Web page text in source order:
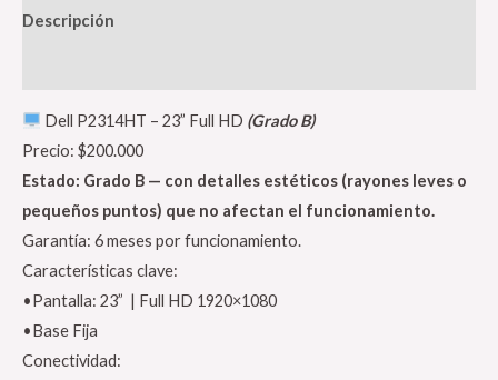
Descripción
Dell P2314HT – 23” Full HD (Grado B)
Precio: $200.000
Estado: Grado B — con detalles estéticos (rayones leves o
pequeños puntos) que no afectan el funcionamiento.
Garantía: 6 meses por funcionamiento.
Características clave:
•Pantalla: 23” | Full HD 1920×1080
•Base Fija
Conectividad: